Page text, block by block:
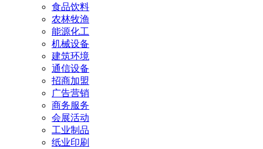
食品饮料
农林牧渔
能源化工
机械设备
建筑环境
通信设备
招商加盟
广告营销
商务服务
会展活动
工业制品
纸业印刷